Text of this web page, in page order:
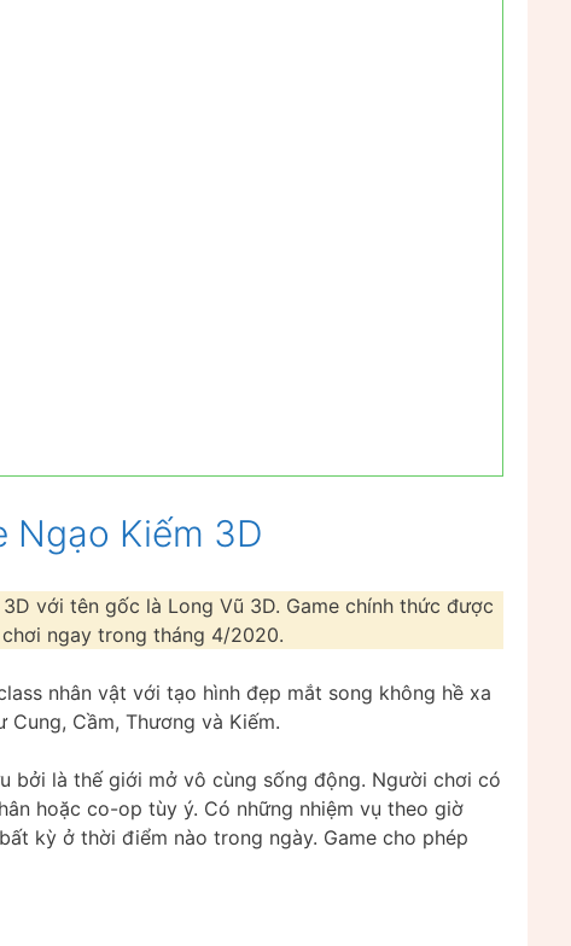
Ngạo Kiếm 3D
với tên gốc là Long Vũ 3D. Game chính thức được
ngay trong tháng 4/2020.
nhân vật với tạo hình đẹp mắt song không hề xa
Cầm, Thương và Kiếm.
bởi là thế giới mở vô cùng sống động. Người chơi có
hoặc co-op tùy ý. Có những nhiệm vụ theo giờ
kỳ ở thời điểm nào trong ngày. Game cho phép